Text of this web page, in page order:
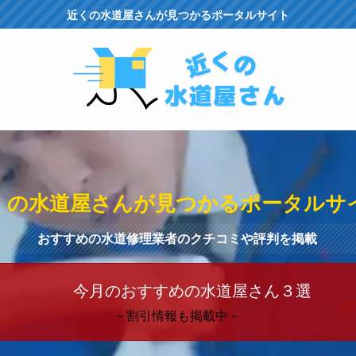
近くの水道屋さんが見つかるポータルサイト
の水道屋さんが見つかるポータルサ
おすすめの水道修理業者のクチコミや評判を掲載
今月のおすすめの水道屋さん３選
－割引情報も掲載中－